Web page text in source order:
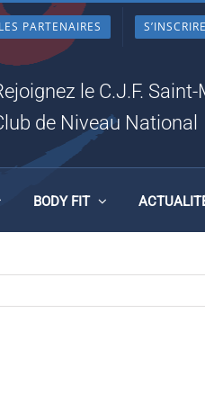
LES PARTENAIRES
le C.J.F.
de Niveau National
BODY FIT